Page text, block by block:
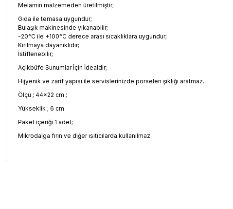
Melamin malzemeden üretilmiştir;
Gıda ile temasa uygundur;
Bulaşık makinesinde yıkanabilir;
-20°C ile +100°C derece arası sıcaklıklara uygundur;
Kırılmaya dayanıklıdır;
İstiflenebilir;
Açıkbüfe Sunumlar İçin İdealdir;
Hijyenik ve zarif yapısı ile servislerinizde porselen şıklığı aratmaz.
Ölçü ; 44x22 cm ;
Yükseklik ; 6 cm
Paket içeriği 1 adet;
Mikrodalga fırın ve diğer ısıtıcılarda kullanılmaz.